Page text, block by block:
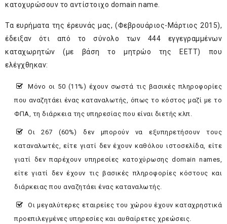
κατοχυρώσουν το αντίστοιχο domain name.
Τα ευρήματα της έρευνάς μας, (Φεβρουάριος-Μάρτιος 2015),
έδειξαν ότι από το σύνολο των 444 εγγεγραμμένων
καταχωρητών (με βάση το μητρώο της ΕΕΤΤ) που
ελέγχθηκαν:
Μόνο οι 50 (11%) έχουν σωστά τις βασικές πληροφορίες
που αναζητάει ένας καταναλωτής, όπως το κόστος μαζί με το
ΦΠΑ, τη διάρκεια της υπηρεσίας που είναι διετής κλπ.
Οι 267 (60%) δεν μπορούν να εξυπηρετήσουν τους
καταναλωτές, είτε γιατί δεν έχουν καθόλου ιστοσελίδα, είτε
γιατί δεν παρέχουν υπηρεσίες κατοχύρωσης domain names,
είτε γιατί δεν έχουν τις βασικές πληροφορίες κόστους και
διάρκειας που αναζητάει ένας καταναλωτής.
Οι μεγαλύτερες εταιρείες του χώρου έχουν καταχρηστικά
προεπιλεγμένες υπηρεσίες και αυθαίρετες χρεώσεις.